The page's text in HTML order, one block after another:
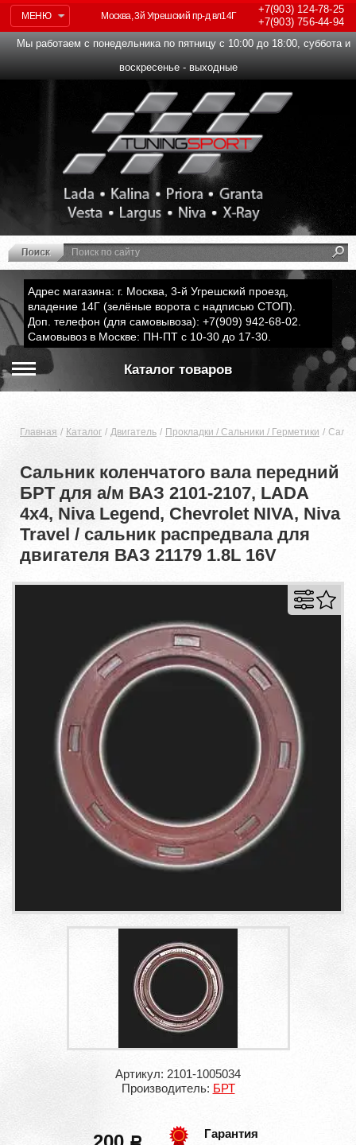
МЕНЮ
+7(903)124-78-25
+7(903)756-44-94
Москва, 3й Угрешский пр-д вл14Г
Мы работаем с понедельника по пятницу с 10:00 до 18:00, суббота и
воскресенье - выходные
Адрес магазина: г. Москва, 3-й Угрешский проезд,
владение 14Г (зелёные ворота с надписью СТОП).
Доп. телефон (для самовывоза): +7(909) 942-68-02.
Самовывоз в Москве: ПН-ПТ с 10-30 до 17-30.
Каталог товаров
Главная Каталог Двигатель Прокладки / Сальники / Герметики
Сальник коленчатого вала передний
БРТ для а/м ВАЗ 2101-2107, LADA
4x4, Niva Legend, Chevrolet NIVA, Niva
Travel / сальник распредвала для
двигателя ВАЗ 21179 1.8L 16V
Артикул: 2101-1005034
Производитель: БРТ
a
Гарантия